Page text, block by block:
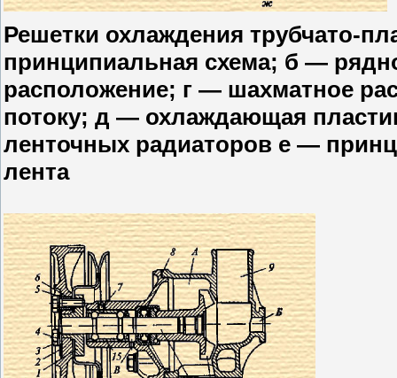
Решетки охлаждения трубчато-
принципиальная схема; б —
расположение; г — шахматное
потоку; д — охлаждающая
ленточных радиаторов е —
лента